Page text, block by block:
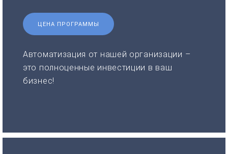
ЦЕНА ПРОГРАММЫ
Автоматизация от нашей организации –
это полноценные инвестиции в ваш
бизнес!